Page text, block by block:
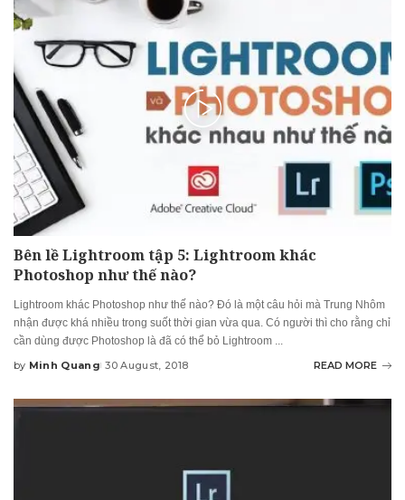
Bên lề Lightroom tập 5: Lightroom khác
Photoshop như thế nào?
Lightroom khác Photoshop như thế nào? Đó là một câu hỏi mà Trung Nhôm
nhận được khá nhiều trong suốt thời gian vừa qua. Có người thì cho rằng chỉ
cần dùng được Photoshop là đã có thể bỏ Lightroom ...
Posted
by Minh Quang 30 August, 2018 READ MORE